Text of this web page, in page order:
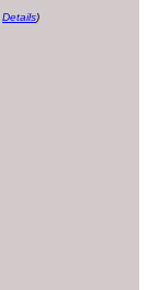
Details)